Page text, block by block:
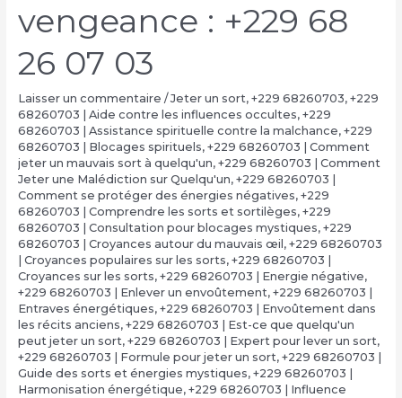
vengeance : +229 68
26 07 03
Laisser un commentaire /Jeter un sort, +229 68260703, +229
68260703 | Aide contre les influences occultes, +229
68260703 | Assistance spirituelle contre la malchance, +229
68260703 | Blocages spirituels, +229 68260703 | Comment
jeter un mauvais sort à quelqu'un, +229 68260703 | Comment
Jeter une Malédiction sur Quelqu'un, +229 68260703 |
Comment se protéger des énergies négatives, +229
68260703 | Comprendre les sorts et sortilèges, +229
68260703 | Consultation pour blocages mystiques, +229
68260703 | Croyances autour du mauvais œil , +229 68260703
| Croyances populaires sur les sorts, +229 68260703 |
Croyances sur les sorts, +229 68260703 | Energie négative,
+229 68260703 | Enlever un envoûtement, +229 68260703 |
Entraves énergétiques, +229 68260703 | Envoûtement dans
les récits anciens, +229 68260703 | Est-ce que quelqu'un
peut jeter un sort, +229 68260703 | Expert pour lever un sort,
+229 68260703 | Formule pour jeter un sort, +229 68260703 |
Guide des sorts et énergies mystiques, +229 68260703 |
Harmonisation énergétique, +229 68260703 | Influence